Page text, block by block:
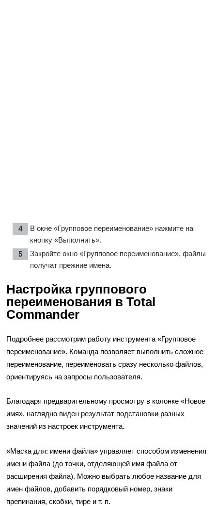
В окне «Групповое переименование» нажмите на
кнопку «Выполнить».
Закройте окно «Групповое переименование», файлы
получат прежние имена.
Настройка группового
переименования в Total
Commander
Подробнее рассмотрим работу инструмента «Групповое
переименование». Команда позволяет выполнить сложное
переименование, переименовать сразу несколько файлов,
ориентируясь на запросы пользователя.
Благодаря предварительному просмотру в колонке «Новое
имя», наглядно виден результат подстановки разных
значений из настроек инструмента.
«Маска для: имени файла» управляет способом изменения
имени файла (до точки, отделяющей имя файла от
расширения файла). Можно выбрать любое название для
имен файлов, добавить порядковый номер, знаки
препинания, скобки, тире и т. п.